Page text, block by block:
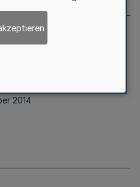
des Landes
(Hochschulgesetz -
2014